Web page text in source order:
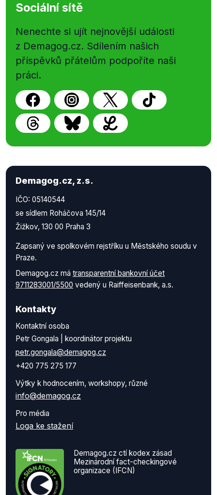
Sociální sítě
Nenechte si ujít nejnovější události
z Demagog.cz. Sdílením našich
příspěvků přátelům podpoříte naši
práci.
Demagog.cz, z.s.
IČO: 05140544
se sídlem Roháčova 145/14
Žižkov, 130 00 Praha 3
Zapsaný ve spolkovém rejstříku u Městského soudu v
Praze.
Demagog.cz má transparentní bankovní účet
9711283001/5500 vedený u Raiffeisenbank, a.s.
Kontakty
Kontaktní osoba
Petr Gongala | koordinátor projektu
petr.gongala@demagog.cz
+420 775 275 177
Výtky k hodnocením, workshopy, různé
info@demagog.cz
Pro média
Loga ke stažení
Demagog.cz ctí kodex zásad
Mezinárodní fact-checkingové
organizace (IFCN)